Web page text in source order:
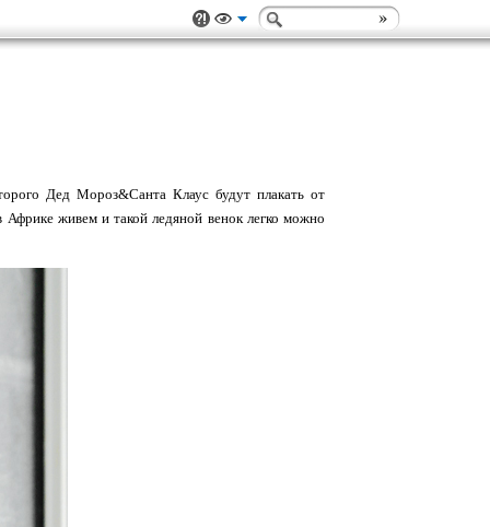
Дед Мороз&Санта Клаус будут плакать от
живем и такой ледяной венок легко можно